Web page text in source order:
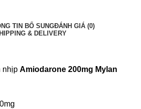
TIN BỔ SUNGĐÁNH GIÁ (0)
& DELIVERY
nhịp Amiodarone 200mg Mylan